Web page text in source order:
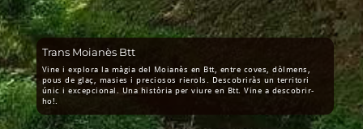
Trans Moianès Btt
Vine i explora la màgia del Moianès en Btt, entre coves, dòlmens,
pous de glaç, masies i preciosos rierols. Descobriràs un territori
únic i excepcional. Una història per viure en Btt. Vine a descobrir-
ho!.